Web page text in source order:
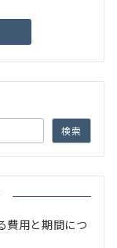
検索
費用と期間につ